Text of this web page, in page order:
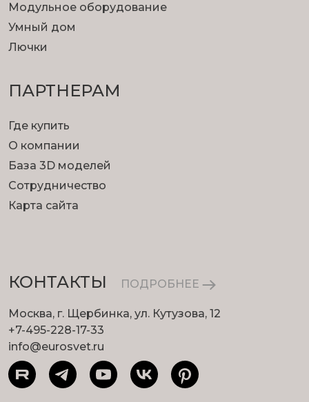
Модульное оборудование
Умный дом
Лючки
ПАРТНЕРАМ
Где купить
О компании
База 3D моделей
Сотрудничество
Карта сайта
КОНТАКТЫ ПОДРОБНЕЕ
Москва, г. Щербинка, ул. Кутузова, 12
+7-495-228-17-33
info@eurosvet.ru